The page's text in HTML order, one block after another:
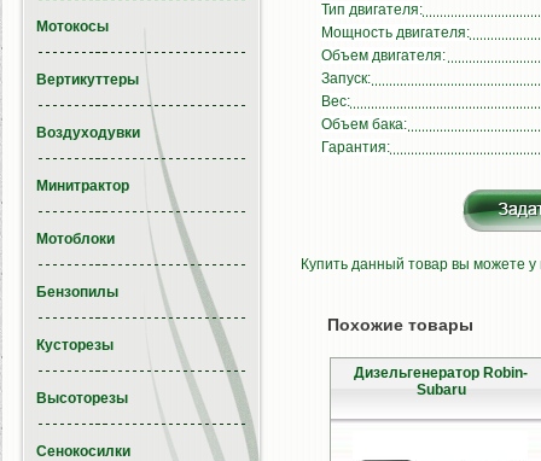
Тип двигателя:
Мощность двигателя:
Объем двигателя:
Запуск:
Вес:
Объем бака:
Гарантия:
Купить данный товар вы можете
Похожие товары
Дизельгенератор Robin-
Subaru
Мотокосы
Вертикуттеры
Воздуходувки
Минитрактор
Мотоблоки
Бензопилы
Кусторезы
Высоторезы
Сенокосилки